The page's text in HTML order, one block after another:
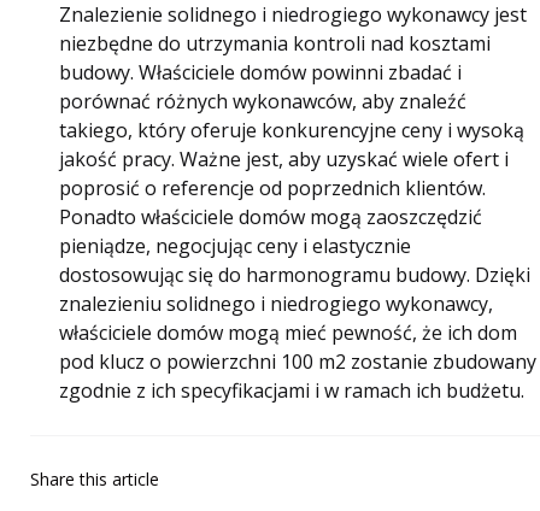
Znalezienie solidnego i niedrogiego wykonawcy jest
niezbędne do utrzymania kontroli nad kosztami
budowy. Właściciele domów powinni zbadać i
porównać różnych wykonawców, aby znaleźć
takiego, który oferuje konkurencyjne ceny i wysoką
jakość pracy. Ważne jest, aby uzyskać wiele ofert i
poprosić o referencje od poprzednich klientów.
Ponadto właściciele domów mogą zaoszczędzić
pieniądze, negocjując ceny i elastycznie
dostosowując się do harmonogramu budowy. Dzięki
znalezieniu solidnego i niedrogiego wykonawcy,
właściciele domów mogą mieć pewność, że ich dom
pod klucz o powierzchni 100 m2 zostanie zbudowany
zgodnie z ich specyfikacjami i w ramach ich budżetu.
Share this article